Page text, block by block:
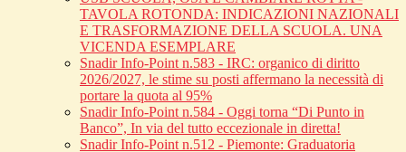
TAVOLA ROTONDA: INDICAZIONI NAZIONALI
E TRASFORMAZIONE DELLA SCUOLA. UNA
VICENDA ESEMPLARE
Snadir Info-Point n.583 - IRC: organico di diritto
2026/2027, le stime su posti affermano la necessità di
portare la quota al 95%
Snadir Info-Point n.584 - Oggi torna “Di Punto in
Banco”, In via del tutto eccezionale in diretta!
Snadir Info-Point n.512 - Piemonte: Graduatoria